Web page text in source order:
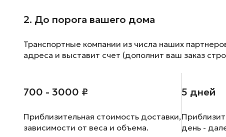
2. До порога вашего дома
Транспортные компании из числа наших
адреса и выставит счет (дополнит ваш заказ
700 - 3000 ₽
Приблизительная стоимость доставки,
зависимости от веса и объема.
5 дней
день -